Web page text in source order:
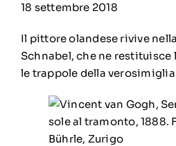
18 settembre 2018
Il pittore olandese rivive
Schnabel, che ne
le trappole della